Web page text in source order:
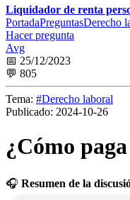
Liquidador de renta
PortadaPreguntasDerecho
Hacer pregunta
Avg
📅 25/12/2023
💬 805
Tema: #Derecho laboral
Publicado: 2024-10-26
¿Cómo
🎧 Resumen de la